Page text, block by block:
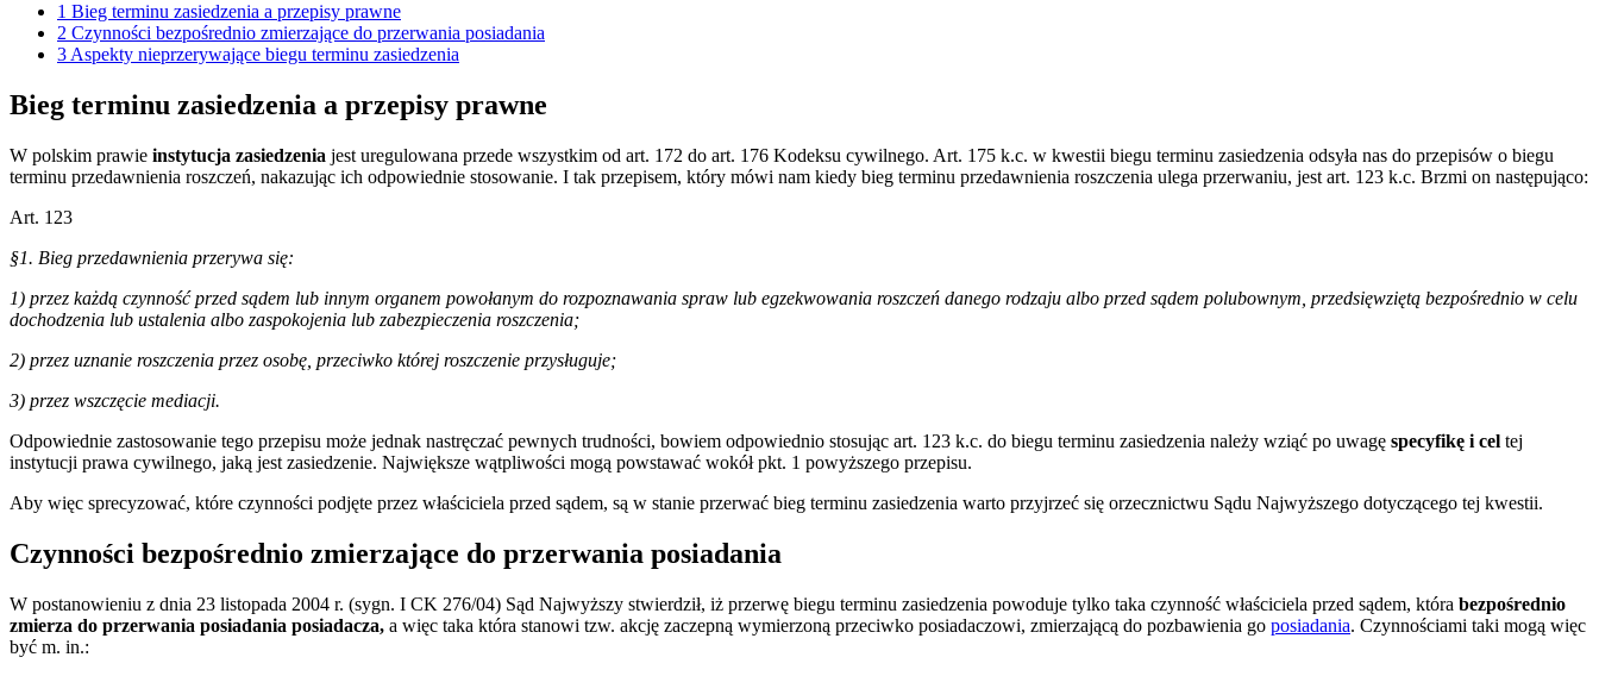
1 Bieg terminu zasiedzenia a przepisy prawne
2 Czynności bezpośrednio zmierzające do przerwania posiadania
3Aspekty nieprzerywające biegu terminu zasiedzenia
Bieg terminu zasiedzenia a przepisy prawne
W polskim prawie instytucja zasiedzenia jest uregulowana przede wszystkim od art. 172 do art. 176 Kodeksu cywilnego. Art. 175 k.c. w kwestii biegu terminu zasiedzenia odsyła nas do przepisów o biegu
terminu przedawnienia roszczeń, nakazując ich odpowiednie stosowanie. I tak przepisem, który mówi nam kiedy bieg terminu przedawnienia roszczenia ulega przerwaniu, jest art. 123 k.c. Brzmi on następująco:
Art. 123
§1. Bieg przedawnienia przerywa się:
1) przez każdą czynność przed sądem lub innym organem powołanym do rozpoznawania spraw lub egzekwowania roszczeń danego rodzaju albo przed sądem polubownym, przedsięwziętą bezpośrednio w celu
dochodzenia lub ustalenia albo zaspokojenia lub zabezpieczenia roszczenia;
2) przez uznanie roszczenia przez osobę, przeciwko której roszczenie przysługuje;
3) przez wszczęcie mediacji.
Odpowiednie zastosowanie tego przepisu może jednak nastręczać pewnych trudności, bowiem odpowiednio stosując art. 123 k.c. do biegu terminu zasiedzenia należy wziąć po uwagę specyfikę i cel tej
instytucji prawa cywilnego, jaką jest zasiedzenie. Największe wątpliwości mogą powstawać wokół pkt. 1 powyższego przepisu.
Aby więc sprecyzować, które czynności podjęte przez właściciela przed sądem, są w stanie przerwać bieg terminu zasiedzenia warto przyjrzeć się orzecznictwu Sądu Najwyższego dotyczącego tej kwestii.
Czynności bezpośrednio zmierzające do przerwania posiadania
W postanowieniu z dnia 23 listopada 2004 r. (sygn. I CK 276/04) Sąd Najwyższy stwierdził, iż przerwę biegu terminu zasiedzenia powoduje tylko taka czynność właściciela przed sądem, która bezpośrednio
zmierza do przerwania posiadania posiadacza, a więc taka która stanowi tzw. akcję zaczepną wymierzoną przeciwko posiadaczowi, zmierzającą do pozbawienia go posiadania. Czynnościami taki mogą więc
być m. in.: